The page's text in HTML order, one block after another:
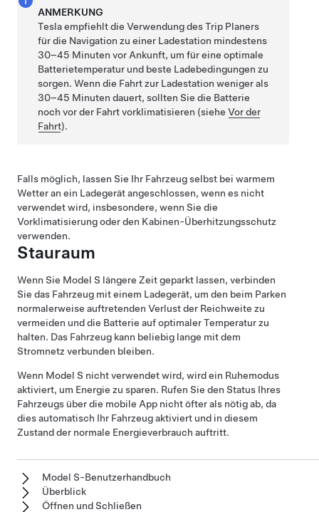
ANMERKUNG
Tesla empfiehlt die Verwendung des Trip Planers
für die Navigation zu einer Ladestation mindestens
30–45 Minuten vor Ankunft, um für eine optimale
Batterietemperatur und beste Ladebedingungen zu
sorgen. Wenn die Fahrt zur Ladestation weniger als
30–45 Minuten dauert, sollten Sie die Batterie
noch vor der Fahrt vorklimatisieren (sieheVor der
Fahrt).
Falls möglich, lassen Sie Ihr Fahrzeug selbst bei warmem
Wetter an ein Ladegerät angeschlossen, wenn es nicht
verwendet wird, insbesondere, wenn Sie die
Vorklimatisierung oder den Kabinen-Überhitzungsschutz
verwenden.
Stauraum
Wenn Sie Model S längere Zeit geparkt lassen, verbinden
Sie das Fahrzeug mit einem Ladegerät, um den beim Parken
normalerweise auftretenden Verlust der Reichweite zu
vermeiden und die Batterie auf optimaler Temperatur zu
halten. Das Fahrzeug kann beliebig lange mit dem
Stromnetz verbunden bleiben.
Wenn Model S nicht verwendet wird, wird ein Ruhemodus
aktiviert, um Energie zu sparen. Rufen Sie den Status Ihres
Fahrzeugs über die mobile App nicht öfter als nötig ab, da
dies automatisch Ihr Fahrzeug aktiviert und in diesem
Zustand der normale Energieverbrauch auftritt.
Model S-Benutzerhandbuch
Überblick
Öffnen und Schließen